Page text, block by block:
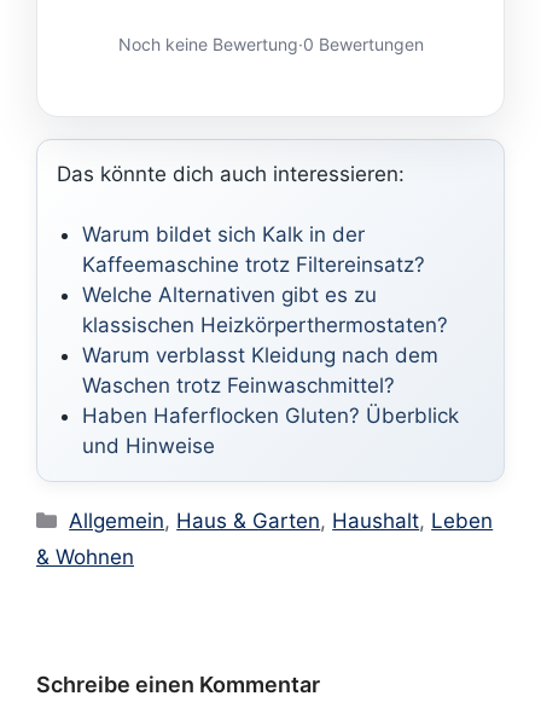
Noch keine Bewertung·0 Bewertungen
Das könnte dich auch interessieren:
Warum bildet sich Kalk in der
Kaffeemaschine trotz Filtereinsatz?
Welche Alternativen gibt es zu
klassischen Heizkörperthermostaten?
Warum verblasst Kleidung nach dem
Waschen trotz Feinwaschmittel?
Haben Haferflocken Gluten? Überblick
und Hinweise
Kategorien
Allgemein, Haus & Garten, Haushalt, Leben
& Wohnen
Schreibe einen Kommentar